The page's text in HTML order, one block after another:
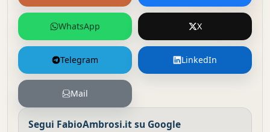
WhatsApp X
Telegram LinkedIn
Mail
Segui FabioAmbrosi.it su Google